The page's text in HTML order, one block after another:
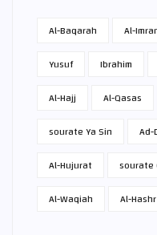
Al-Baqarah Al-
Yusuf
Ibrahim
Al-Hajj
Al-Qasas
sourate Ya Sin
Ad-
Al-Hujurat
sourate
Al-Waqiah
Al-Hashr